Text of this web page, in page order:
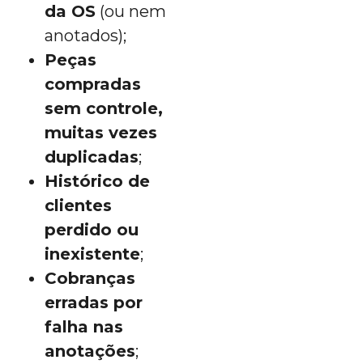
da OS (ou nem
anotados);
Peças
compradas
sem controle,
muitas vezes
duplicadas;
Histórico de
clientes
perdido ou
inexistente;
Cobranças
erradas por
falha nas
anotações;